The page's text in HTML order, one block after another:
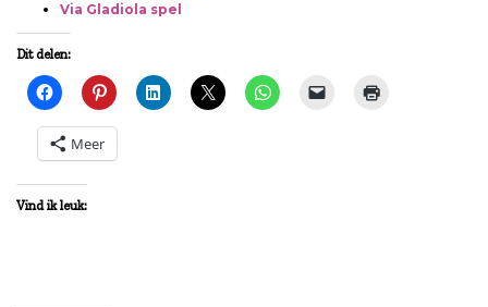
Via Gladiola spel
Dit delen:
Meer
Vind ik leuk: